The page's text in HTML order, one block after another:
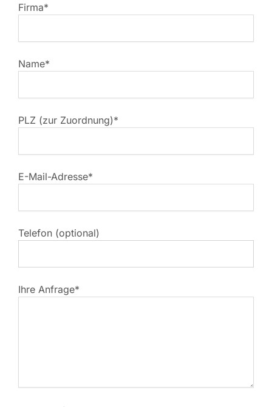
Firma*
Name*
PLZ (zur Zuordnung)*
E-Mail-Adresse*
Telefon (optional)
Ihre Anfrage*